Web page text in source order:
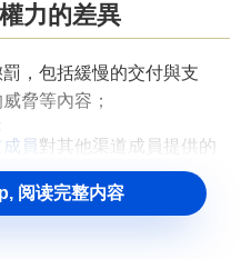
力的差異
，包括緩慢的交付與支
脅等內容；
員 對其他渠道成員提供的
勵、財務、廣告等方面的支
持對衝突、滿意的影響。
阅读完整内容